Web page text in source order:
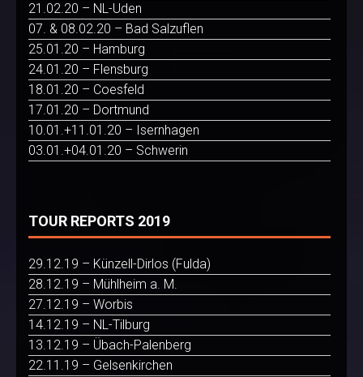
21.02.20 – NL-Uden
07. & 08.02.20 – Bad Salzuflen
25.01.20 – Hamburg
24.01.20 – Flensburg
18.01.20 – Coesfeld
17.01.20 – Dortmund
10.01.+11.01.20 – Isernhagen
03.01.+04.01.20 – Schwerin
TOUR REPORTS 2019
29.12.19 – Künzell-Dirlos (Fulda)
28.12.19 – Mühlheim a. M.
27.12.19 – Worbis
14.12.19 – NL-Tilburg
13.12.19 – Übach-Palenberg
22.11.19 – Gelsenkirchen